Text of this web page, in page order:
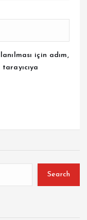
için adım,
Search